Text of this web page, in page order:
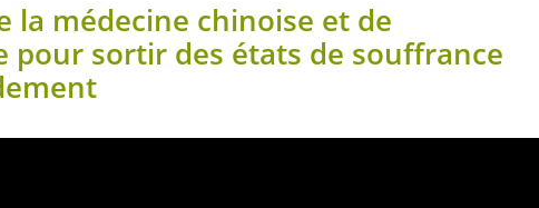
la médecine chinoise et de
pour sortir des états de souffrance